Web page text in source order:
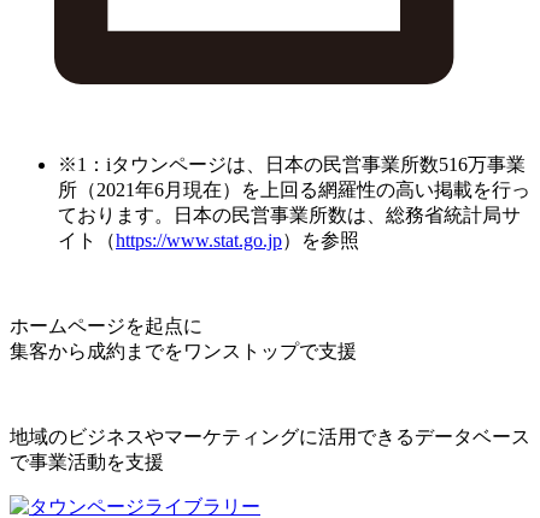
※1：iタウンページは、日本の民営事業所数516万事業
所（2021年6月現在）を上回る網羅性の高い掲載を行っ
ております。日本の民営事業所数は、総務省統計局サ
イト（https://www.stat.go.jp）を参照
ホームページを起点に
集客から成約までをワンストップで支援
地域のビジネスやマーケティングに活用できるデータベース
で事業活動を支援